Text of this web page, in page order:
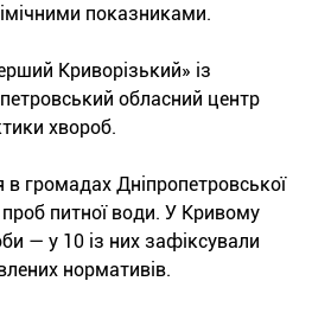
показниками.
Криворізький» із
обласний центр
хвороб.
громадах Дніпропетровської
питної води. У Кривому
— у 10 із них зафіксували
нормативів.